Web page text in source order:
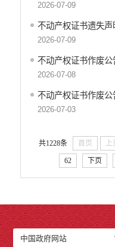
2026-07-09
不动产权证书遗失
2026-07-09
不动产权证书作废公
2026-07-08
不动产权证书作废
2026-07-03
共1228条 首页 上
62 下页
中国政府网站